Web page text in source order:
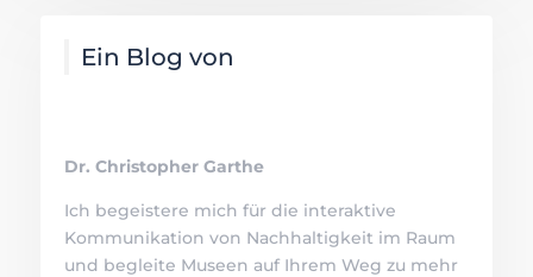
Ein Blog von
Dr. Christopher Garthe
Ich begeistere mich für die interaktive
Kommunikation von Nachhaltigkeit im Raum
und begleite Museen auf Ihrem Weg zu mehr